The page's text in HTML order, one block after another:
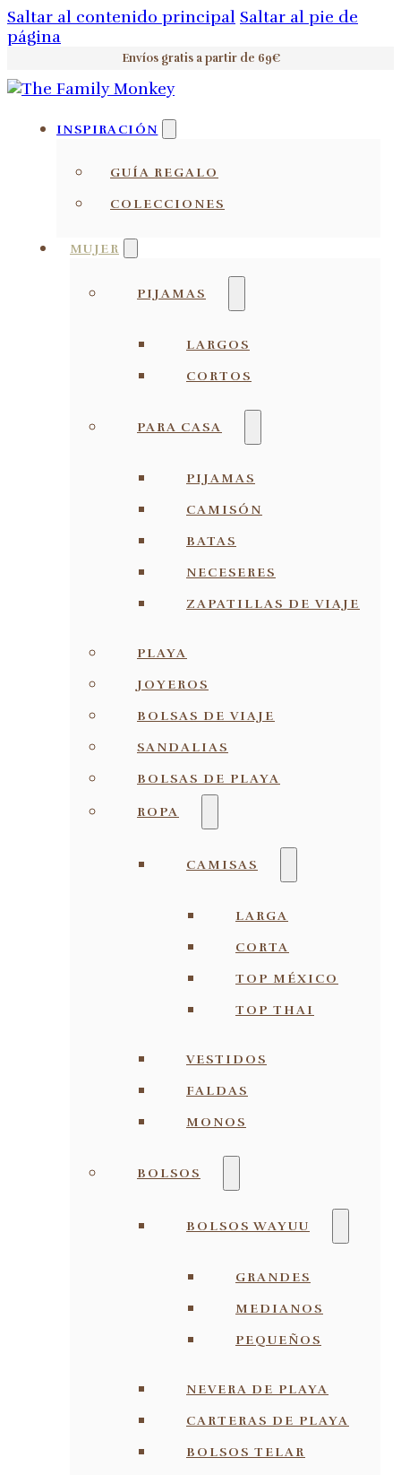
Saltar al contenido principal Saltar al pie de
página
Envíos gratis a partir de 69€
INSPIRACIÓN
GUÍA REGALO
COLECCIONES
MUJER
PIJAMAS
LARGOS
CORTOS
PARA CASA
PIJAMAS
CAMISÓN
BATAS
NECESERES
ZAPATILLAS DE VIAJE
PLAYA
JOYEROS
BOLSAS DE VIAJE
SANDALIAS
BOLSAS DE PLAYA
ROPA
CAMISAS
LARGA
CORTA
TOP MÉXICO
TOP THAI
VESTIDOS
FALDAS
MONOS
BOLSOS
BOLSOS WAYUU
GRANDES
MEDIANOS
PEQUEÑOS
NEVERA DE PLAYA
CARTERAS DE PLAYA
BOLSOS TELAR